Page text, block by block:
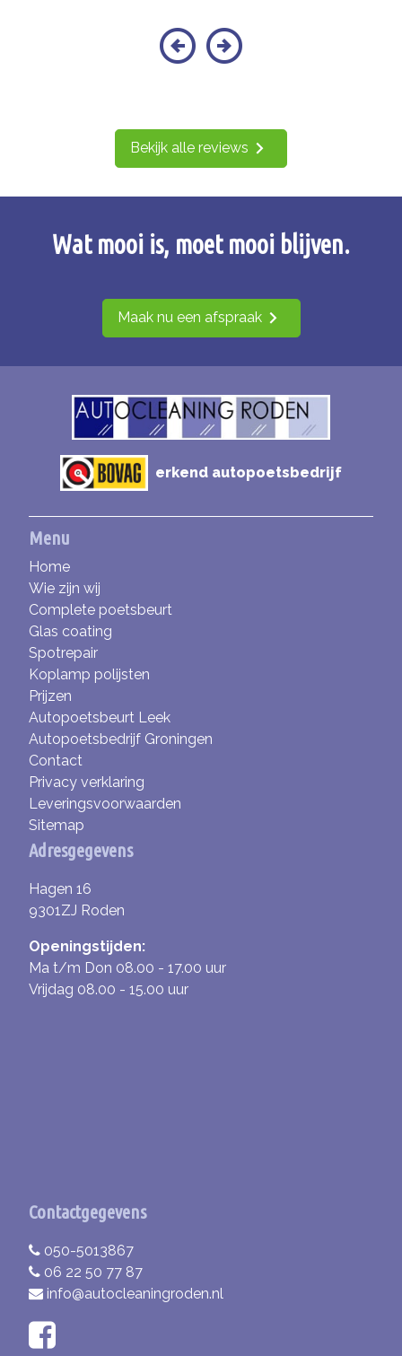
Wat mooi is, moet mooi blijven.
Maak nu een afspraak
Bekijk alle reviews
erkend autopoetsbedrijf
Menu
Home
Wie zijn wij
Complete poetsbeurt
Glas coating
Spotrepair
Koplamp polijsten
Prijzen
Autopoetsbeurt Leek
Autopoetsbedrijf Groningen
Contact
Privacy verklaring
Leveringsvoorwaarden
Sitemap
Adresgegevens
Hagen 16
9301ZJ Roden
Openingstijden:
Ma t/m Don 08.00 - 17.00 uur
Vrijdag 08.00 - 15.00 uur
Contactgegevens
050-5013867
06 22 50 77 87
info@autocleaningroden.nl